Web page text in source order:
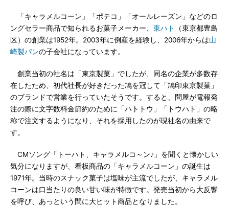
「キャラメルコーン」「ポテコ」「オールレーズン」などのロ
ングセラー商品で知られるお菓子メーカー、 東ハト
（東京都豊島
区）の創業は1952年。2003年に倒産を経験し、2006年からは山
崎製パンの子会社になっています。
創業当初の社名は「東京製菓」でしたが、同名の企業が多数存
在したため、初代社長が好きだった鳩を冠して「鳩印東京製菓」
のブランドで営業を行っていたそうです。すると、問屋が電報発
注の際に文字数料金節約のために「ハトトウ」「トウハト」の略
称で注文するようになり、それを採用したのが現社名の由来で
す。
CMソング「トーハト、キャラメルコ～ン♪」を聞くと懐かしい
気分になりますが、看板商品の「キャラメルコーン」の誕生は
1971年。当時のスナック菓子は塩味が主流でしたが、キャラメル
コーンは口当たりの良い甘い味が特徴です。発売当初から大反響
を呼び、あっという間に大ヒット商品となりました。